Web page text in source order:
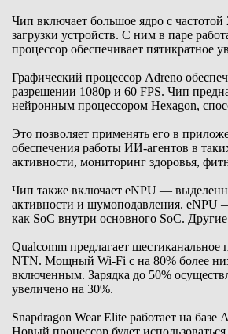
Чип включает большое ядро с
загрузки устройств. С ним в паре
процессор обеспечивает пятикратное
Графический процессор Adreno
разрешении 1080p и 60 FPS. Чип
нейронным процессором Hexagon,
Это позволяет применять его в
обеспечения работы ИИ-агентов в
активности, мониторинг здоровья,
Чип также включает eNPU —
активности и шумоподавления. eNPU
как SoC внутри основного SoC.
Qualcomm предлагает
NTN. Мощный Wi-Fi с на 80% более
включенным. Зарядка до 50%
увеличено на 30%.
Snapdragon Wear Elite работает на
Новый процессор будет